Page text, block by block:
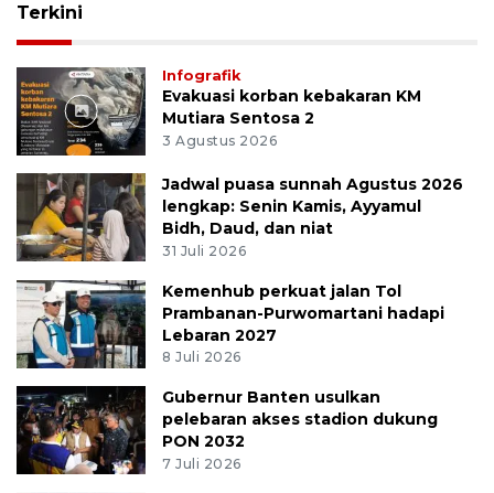
Terkini
Infografik
Evakuasi korban kebakaran KM
Mutiara Sentosa 2
3 Agustus 2026
Jadwal puasa sunnah Agustus 2026
lengkap: Senin Kamis, Ayyamul
Bidh, Daud, dan niat
31 Juli 2026
Kemenhub perkuat jalan Tol
Prambanan-Purwomartani hadapi
Lebaran 2027
8 Juli 2026
Gubernur Banten usulkan
pelebaran akses stadion dukung
PON 2032
7 Juli 2026